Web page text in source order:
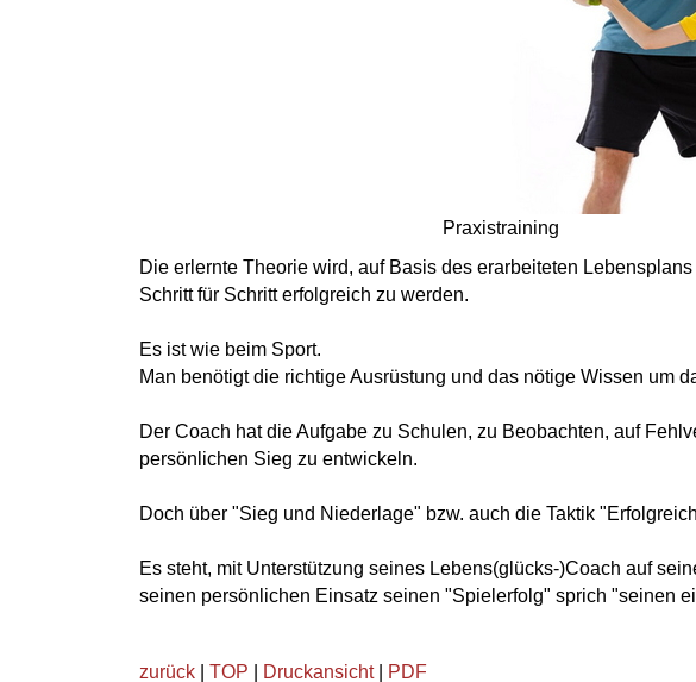
Praxistraining
Die erlernte Theorie wird, auf Basis des erarbeiteten Lebensplans
Schritt für Schritt erfolgreich zu werden.
Es ist wie beim Sport.
Man benötigt die richtige Ausrüstung und das nötige Wissen um
Der Coach hat die Aufgabe zu Schulen, zu Beobachten, auf
persönlichen Sieg zu entwickeln.
Doch über "Sieg und Niederlage" bzw. auch die Taktik
Es steht, mit Unterstützung seines Lebens(glücks-)Coach auf
seinen persönlichen Einsatz seinen "Spielerfolg" sprich "seinen
zurück TOP Druckansicht| PDF